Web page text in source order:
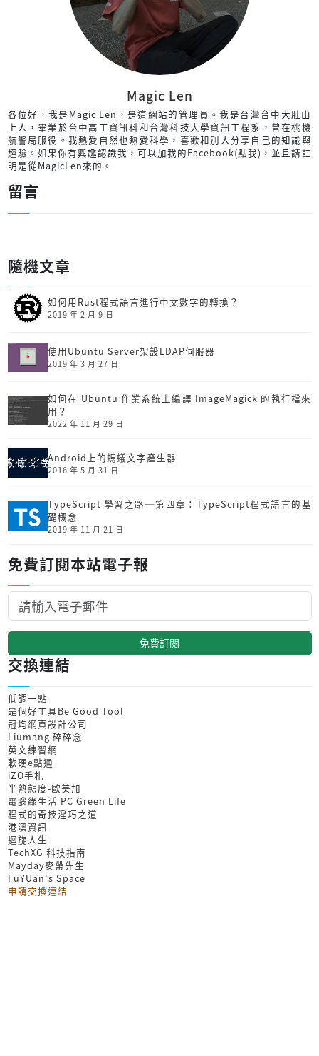
Magic Len
各位好，我是Magic Len，是這網站的管理員。我是台灣台中大肚山
上人，畢業於台中高工資訊科和台灣科技大學資訊工程系，曾在桃機
航警局服役。我熱愛自然也熱愛科學，喜歡和別人分享自己的知識與
經驗。如果你有興趣認識我，可以加我的Facebook(點我) ，並且請註
明是從MagicLen來的。
留言
隨機文章
如何用Rust程式語言進行中文數字的轉換？
2019 年 2 月 9 日
使用Ubuntu Server架設LDAP伺服器
2019 年 3 月 27 日
如何在 Ubuntu 作業系統上編譯 ImageMagick 的執行檔來
用？
2022 年 11 月 29 日
Android上的螞蟻文字產生器
2016 年 5 月 31 日
TypeScript 學習之路─第四章：TypeScript程式語言的基
礎概念
2019 年 11 月 21 日
免費訂閱本站電子報
免費訂閱
交換連結
低調一點
是個好工具Be Good Tool
冠均網頁設計公司
Liumang 碎碎念
英文練習網
軟硬e點通
iZO手札
半熟態度-歐美加
電腦綠生活 PC Green Life
程式的奇技淫巧之道
港澳資訊
迴旋人生
TechXG 科技指南
Mayday麥帶先生
FuYUan's Space
申請交換連結